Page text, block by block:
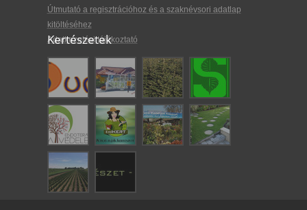
Útmutató a regisztrációhoz és a szaknévsori adatlap
kitöltéséhez
Adatkezelési tájékoztató
Kertészetek